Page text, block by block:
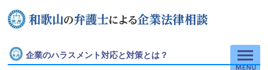
企業のハラスメント対応と対策とは？